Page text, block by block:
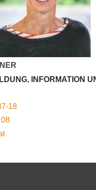
INFORMATION
18